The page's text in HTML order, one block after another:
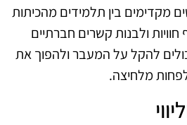
מקדימים בין תלמידים מהכיתות
ולבנות קשרים חברתיים
להקל על המעבר ולהפוך את
מלחיצה.